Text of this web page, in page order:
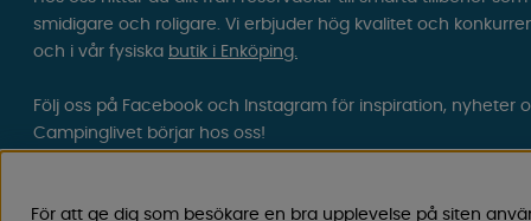
smidigare och roligare. Vi erbjuder hög kvalitet och
och i vår fysiska butik i Enköping.
Följ oss på Facebook och Instagram för inspiration, nyheter
Campinglivet börjar hos oss!
För att ge dig som besökare en bra upplevelse på siten